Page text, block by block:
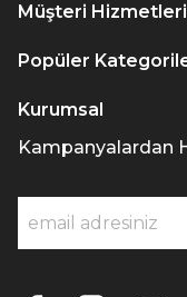
Müşteri Hizmetleri
Popüler
Kurumsal
Kampanyalardan